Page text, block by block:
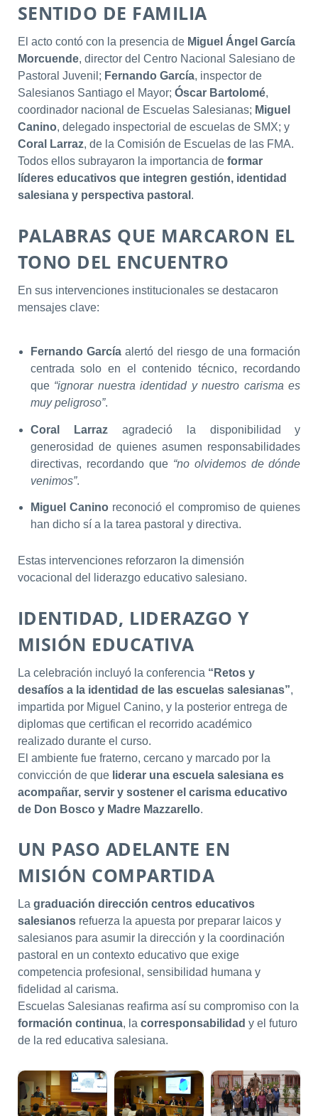
SENTIDO DE FAMILIA
El acto contó con la presencia de Miguel Ángel García
Morcuende, director del Centro Nacional Salesiano de
Pastoral Juvenil; Fernando García, inspector de
Salesianos Santiago el Mayor; Óscar Bartolomé,
coordinador nacional de Escuelas Salesianas; Miguel
Canino, delegado inspectorial de escuelas de SMX; y
Coral Larraz, de la Comisión de Escuelas de las FMA.
Todos ellos subrayaron la importancia de formar
líderes educativos que integren gestión, identidad
salesiana y perspectiva pastoral .
PALABRAS QUE MARCARON EL
TONO DEL ENCUENTRO
En sus intervenciones institucionales se destacaron
mensajes clave:
Fernando García alertó del riesgo de una formación
centrada solo en el contenido técnico, recordando
que “ignorar nuestra identidad y nuestro carisma es
muy peligroso”.
Coral Larrazagradeció la disponibilidad y
generosidad de quienes asumen responsabilidades
directivas, recordando que “no olvidemos de dónde
venimos”.
Miguel Caninoreconoció el compromiso de quienes
han dicho sí a la tarea pastoral y directiva.
Estas intervenciones reforzaron la dimensión
vocacional del liderazgo educativo salesiano.
IDENTIDAD, LIDERAZGO Y
MISIÓN EDUCATIVA
La celebración incluyó la conferencia “Retos y
desafíos a la identidad de las escuelas salesianas”,
impartida por Miguel Canino, y la posterior entrega de
diplomas que certifican el recorrido académico
realizado durante el curso.
El ambiente fue fraterno, cercano y marcado por la
convicción de que liderar una escuela salesiana es
acompañar, servir y sostener el carisma educativo
de Don Bosco y Madre Mazzarello.
UN PASO ADELANTE EN
MISIÓN COMPARTIDA
La graduación dirección centros educativos
salesianosrefuerza la apuesta por preparar laicos y
salesianos para asumir la dirección y la coordinación
pastoral en un contexto educativo que exige
competencia profesional, sensibilidad humana y
fidelidad al carisma.
Escuelas Salesianas reafirma así su compromiso con la
formación continua, la corresponsabilidad y el futuro
de la red educativa salesiana.